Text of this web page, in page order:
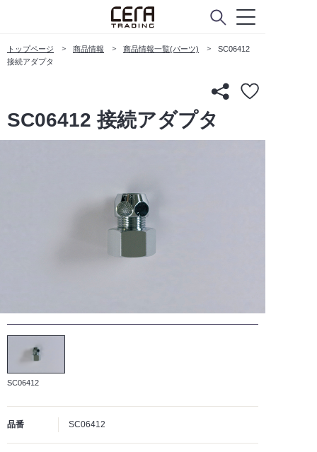
トップページ 商品情報 商品情報一覧(パーツ)
SC06412
接続アダプタ
SC06412 接続アダプタ
SC06412
品番 SC06412